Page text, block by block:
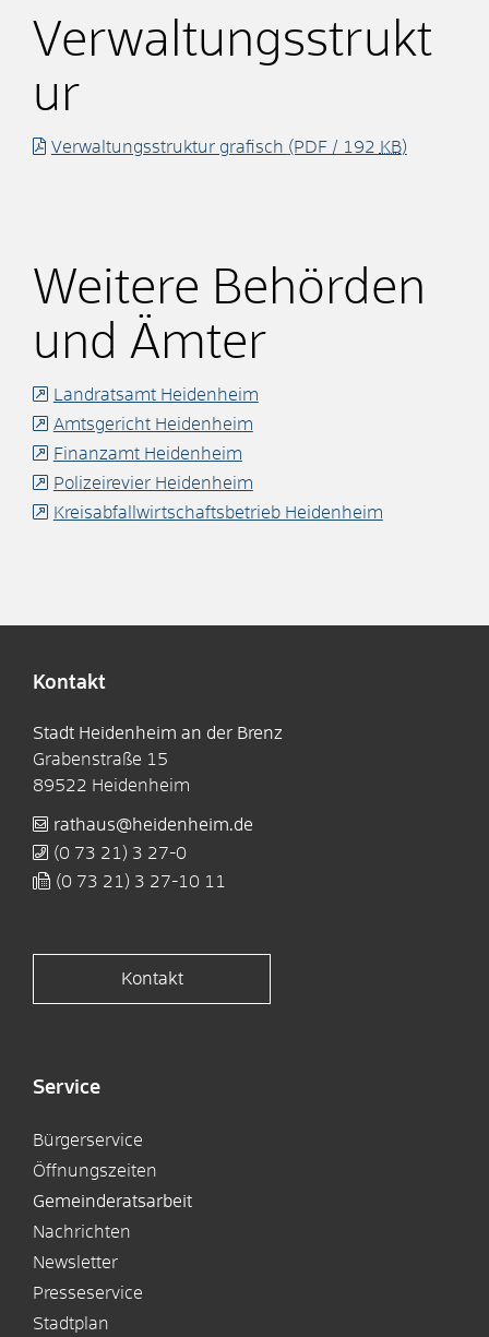
Verwaltungsstrukt
ur
Verwaltungsstruktur grafisch (PDF / 192 KB)
Weitere Behörden
und Ämter
Landratsamt Heidenheim
Amtsgericht Heidenheim
Finanzamt Heidenheim
Polizeirevier Heidenheim
Kreisabfallwirtschaftsbetrieb Heidenheim
Kontakt
Stadt Heidenheim an der Brenz
Grabenstraße 15
89522 Heidenheim
rathaus@heidenheim.de
(0 73 21) 3 27-0
(0 73 21) 3 27-10 11
Kontakt
Service
Bürgerservice
Öffnungszeiten
Gemeinderatsarbeit
Nachrichten
Newsletter
Presseservice
Stadtplan